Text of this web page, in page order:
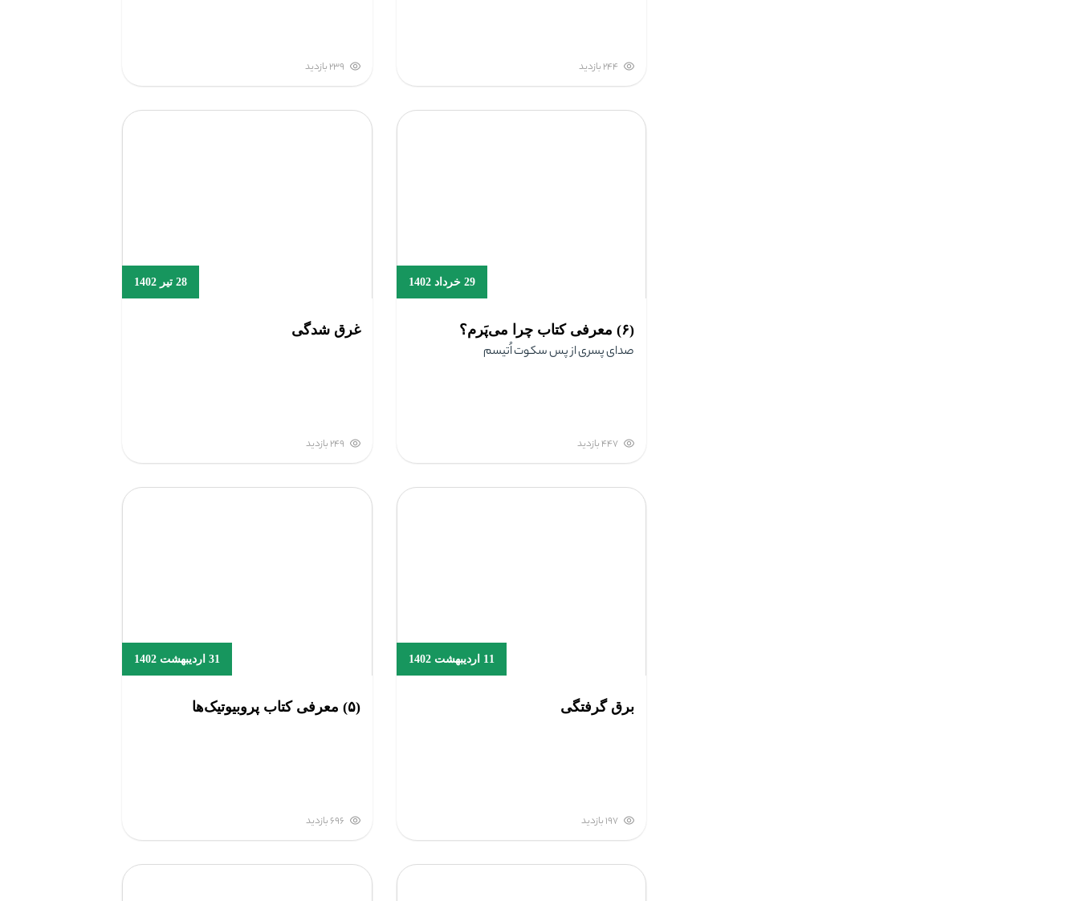
239 بازدید 244 بازدید
28 تیر 1402
غرق شدگی
249 بازدید
29 خرداد 1402
(۶) معرفی کتاب چرا می‌پَرم؟
صدای پسر‌ی از پس سکوت اُتیسم
447 بازدید
31 اردیبهشت 1402
(۵) معرفی کتاب پروبیوتیک‌ها
696 بازدید
11 اردیبهشت 1402
برق گرفتگی
197 بازدید